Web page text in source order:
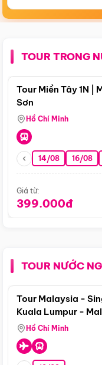
TOUR TRONG
Tour Miền Tây 1N |
Sơn
Hồ Chí Minh
14/08 16/08
Giá từ:
399.000đ
TOUR NƯỚC
Tour Malaysia -
Kuala Lumpur -
Singapore
Hồ Chí Minh